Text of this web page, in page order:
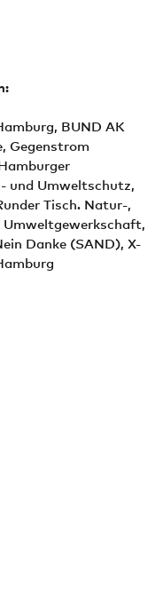
BUND AK
Gegenstrom
und Umweltschutz,
Tisch. Natur-,
Danke (SAND), X-